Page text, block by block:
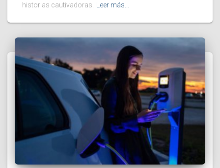
historias cautivadoras.
Leer más…